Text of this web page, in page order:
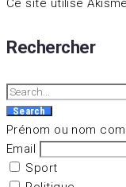
Ce site utilise
Rechercher
Search
Prénom ou nom
Email
Sport